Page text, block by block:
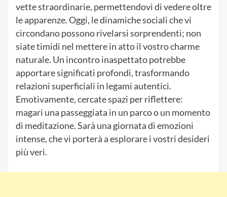
vette straordinarie, permettendovi di vedere oltre
le apparenze. Oggi, le dinamiche sociali che vi
circondano possono rivelarsi sorprendenti; non
siate timidi nel mettere in atto il vostro charme
naturale. Un incontro inaspettato potrebbe
apportare significati profondi, trasformando
relazioni superficiali in legami autentici.
Emotivamente, cercate spazi per riflettere:
magari una passeggiata in un parco o un momento
di meditazione. Sarà una giornata di emozioni
intense, che vi porterà a esplorare i vostri desideri
più veri.